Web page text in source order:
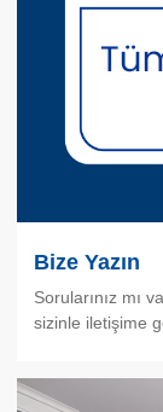
Bize Yazın
Sorularınız mı
sizinle iletişime